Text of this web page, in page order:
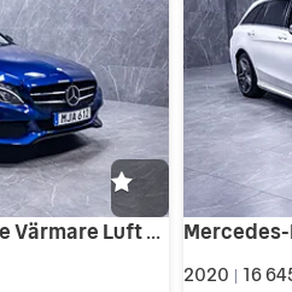
Mercedes-Benz C 350 T e Värmare Luft 360 Burmester Skinn Drag *SE SPEC*
2020 16